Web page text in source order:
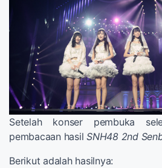
Setelah konser pembuka
pembacaan hasil SNH48 2nd
Berikut adalah hasilnya: